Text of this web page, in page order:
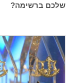
שלכם ברשימה?